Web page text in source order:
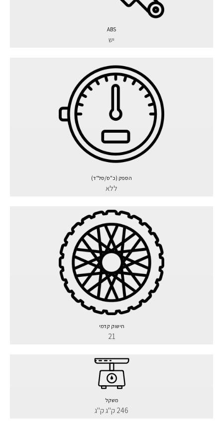
ABS
יש
הספק (כ"ס/סל"ד)
ללא
חישוק קדמי
21
משקל
246 ק"ג ק"ג